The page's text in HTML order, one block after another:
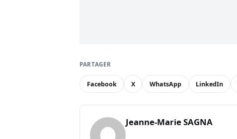
PARTAGER
Facebook X WhatsApp LinkedIn
Jeanne-Marie SAGNA